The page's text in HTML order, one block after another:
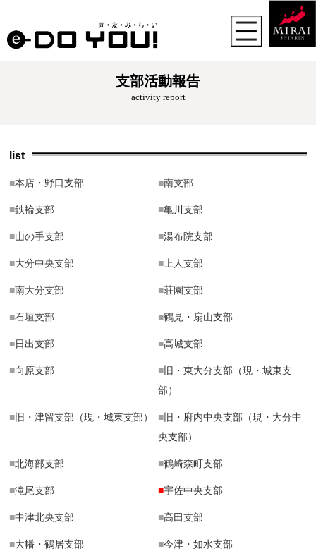
支部活動報告
activity report
list
■本店・野口支部 ■南支部
■鉄輪支部 ■亀川支部
■山の手支部 ■湯布院支部
■大分中央支部 ■ 上人支部
■南大分支部 ■荘園支部
■石垣支部 ■鶴見・扇山支部
■日出支部 ■高城支部
■向原支部 ■ 旧・東大分支部（現・城東支
部）
■ 旧・津留支部（現・城東支部） ■ 旧・府内中央支部（現・大分中
央支部）
■北海部支部 ■鶴崎森町支部
■滝尾支部 ■宇佐中央支部
■中津北央支部 ■高田支部
■大幡・鶴居支部 ■今津・如水支部